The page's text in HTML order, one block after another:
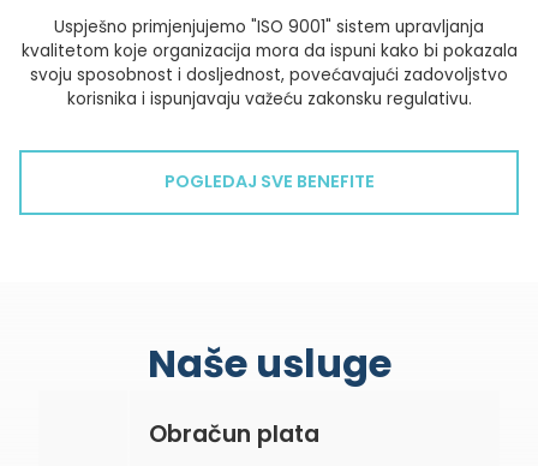
Uspješno primjenjujemo "ISO 9001" sistem upravljanja
kvalitetom koje organizacija mora da ispuni kako bi pokazala
svoju sposobnost i dosljednost, povećavajući zadovoljstvo
korisnika i ispunjavaju važeću zakonsku regulativu.
POGLEDAJ SVE BENEFITE
Naše usluge
Obračun plata